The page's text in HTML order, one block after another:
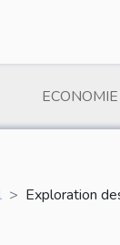
ECONOMIE
Exploration